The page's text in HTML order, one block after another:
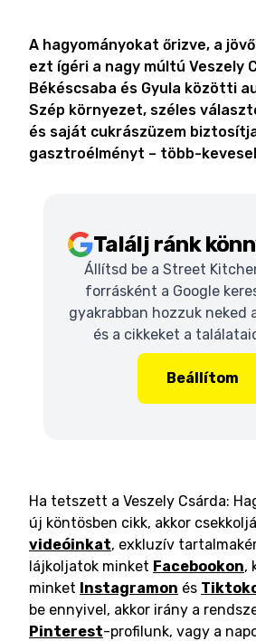
A hagyományokat őrizve, a
ezt ígéri a nagy múltú Veszely
Békéscsaba és Gyula közötti
Szép környezet, széles
és saját cukrászüzem
gasztroélményt – több-
Találj ránk
Állítsd be a Street
forrásként a Google
gyakrabban hozzuk neked
és a cikkeket a
Beállítom
Ha tetszett a Veszely Csárda:
új köntösben cikk, akkor
videóinkat, exkluzív
lájkoljatok minket Facebookon,
minket Instagramon és
be ennyivel, akkor irány a
Pinterest-profilunk, vagy a